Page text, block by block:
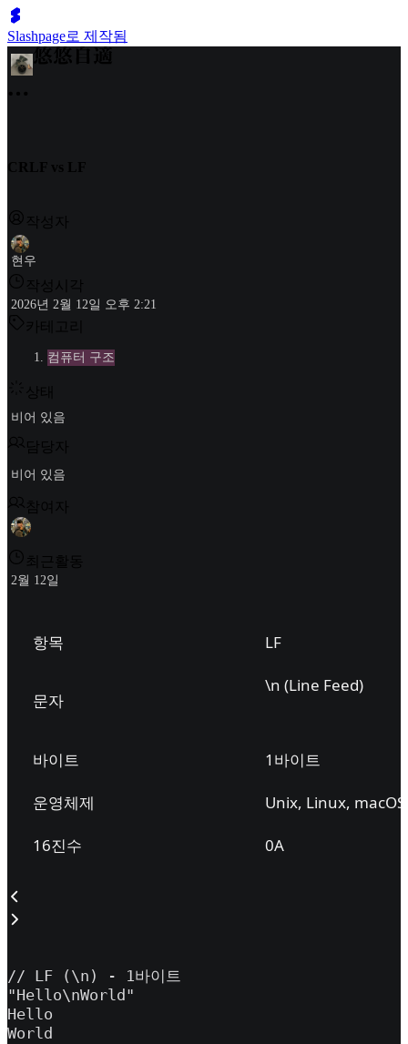
Slashpage로 제작됨
CRLF vs LF
작성자
현우
작성시각
2026년 2월 12일 오후 2:21
카테고리
컴퓨터 구조
상태
비어 있음
담당자
비어 있음
참여자
최근활동
2월 12일
항목 LF
문자
\n (Line Feed)
바이트 1바이트
운영체제 Unix, Linux, macOS
16진수 0A
// LF (\n) - 1바이트
"Hello\nWorld"
Hello
World